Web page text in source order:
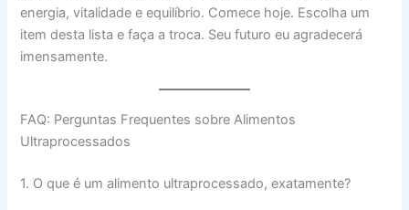
energia, vitalidade e equilíbrio. Comece hoje. Escolha um
item desta lista e faça a troca. Seu futuro eu agradecerá
imensamente.
FAQ: Perguntas Frequentes sobre Alimentos
Ultraprocessados
1. O que é um alimento ultraprocessado, exatamente?